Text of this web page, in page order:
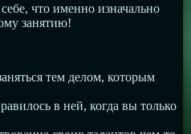
что именно изначально
занятию!
тем делом, которым
в ней, когда вы только